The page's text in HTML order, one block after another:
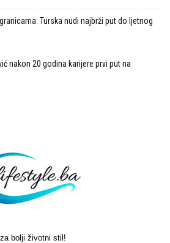
Turska nudi najbrži put do ljetnog
nakon 20 godina karijere prvi put na
bolji životni stil!